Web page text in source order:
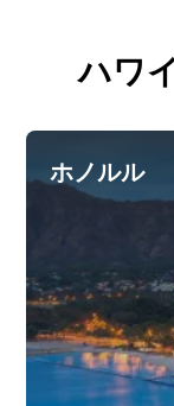
ハワ
ホノルル